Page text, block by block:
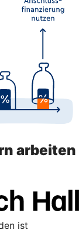
arbeiten
ist